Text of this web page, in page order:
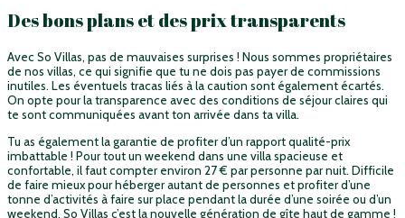
Des bons plans et des prix transparents
Avec So Villas, pas de mauvaises surprises ! Nous sommes propriétaires
de nos villas, ce qui signifie que tu ne dois pas payer de commissions
inutiles. Les éventuels tracas liés à la caution sont également écartés.
On opte pour la transparence avec des conditions de séjour claires qui
te sont communiquées avant ton arrivée dans ta villa.
Tu as également la garantie de profiter d’un rapport qualité-prix
imbattable ! Pour tout un weekend dans une villa spacieuse et
confortable, il faut compter environ 27 € par personne par nuit. Difficile
de faire mieux pour héberger autant de personnes et profiter d’une
tonne d’activités à faire sur place pendant la durée d’une soirée ou d’un
weekend. So Villas c’est la nouvelle génération de gîte haut de gamme !